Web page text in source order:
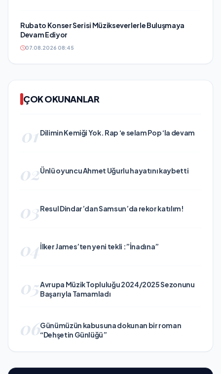
Rubato Konser Serisi Müzikseverlerle Buluşmaya
Devam Ediyor
07.08.2026 08:45
ÇOK OKUNANLAR
01 Dilimin Kemiği Yok. Rap ‘e selam Pop ‘la devam
02Ünlü oyuncu Ahmet Uğurlu hayatını kaybetti
03Resul Dindar’dan Samsun’da rekor katılım!
04İlker James’ten yeni tekli :”İnadına”
05Avrupa Müzik Topluluğu 2024/2025 Sezonunu
Başarıyla Tamamladı
06Günümüzün kabusuna dokunan bir roman
“Dehşetin Günlüğü”